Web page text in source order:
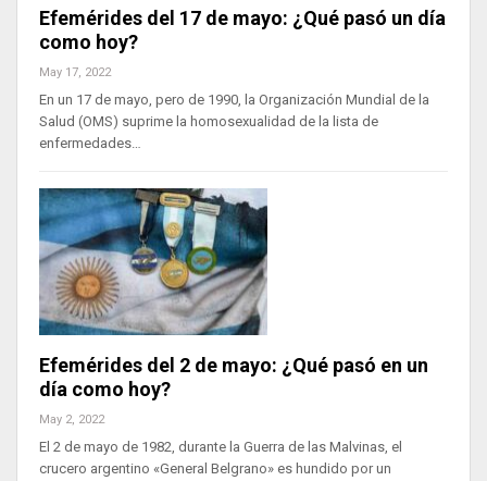
Efemérides del 17 de mayo: ¿Qué pasó un día
como hoy?
May 17, 2022
En un 17 de mayo, pero de 1990, la Organización Mundial de la
Salud (OMS) suprime la homosexualidad de la lista de
enfermedades…
Efemérides del 2 de mayo: ¿Qué pasó en un
día como hoy?
May 2, 2022
El 2 de mayo de 1982, durante la Guerra de las Malvinas, el
crucero argentino «General Belgrano» es hundido por un